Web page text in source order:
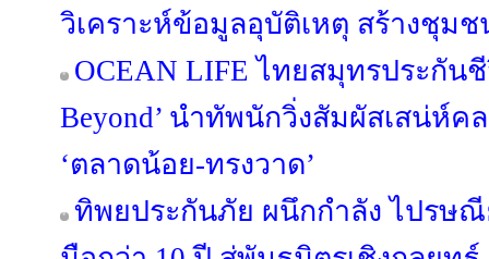
วิเคราะห์ข้อมูลอุบัติเหตุ สร้างชุม
OCEAN LIFE ไทยสมุทรประกันชี
Beyond’ นำทัพนักวิ่งสัมผัสเสน่ห์ค
‘ตลาดน้อย-ทรงวาด’
ทิพยประกันภัย ผนึกกำลัง ไปรษ